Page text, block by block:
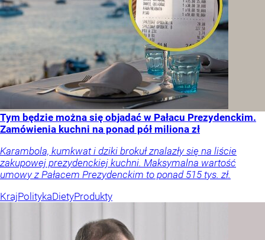
Tym będzie można się objadać w Pałacu Prezydenckim.
Zamówienia kuchni na ponad pół miliona zł
Karambola, kumkwat i dziki brokuł znalazły się na liście
zakupowej prezydenckiej kuchni. Maksymalna wartość
umowy z Pałacem Prezydenckim to ponad 515 tys. zł.
KrajPolitykaDietyProdukty